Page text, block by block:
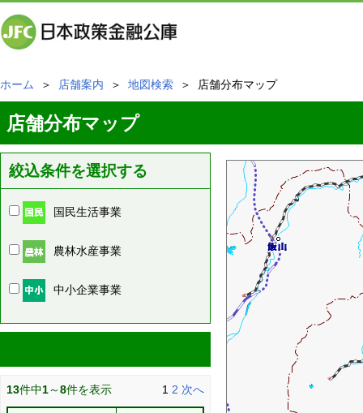
ホーム ＞ 店舗案内 ＞ 地図検索 ＞ 店舗分布マップ
店舗分布マップ
絞込条件を選択する
国民生活事業
農林水産事業
中小企業事業
13件中1～8件を表示 1 2 次へ